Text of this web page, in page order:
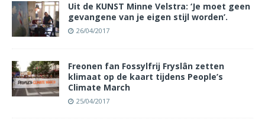
Uit de KUNST Minne Velstra: ‘Je moet geen
gevangene van je eigen stijl worden’.
26/04/2017
Freonen fan Fossylfrij Fryslân zetten
klimaat op de kaart tijdens People’s
Climate March
25/04/2017